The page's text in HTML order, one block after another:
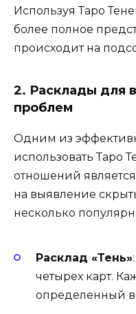
Используя Таро
более полное
происходит на
2. Расклады для
проблем
Одним из
использовать Таро
отношений
на выявление
несколько
Расклад «Тень»
четырех карт.
определенный